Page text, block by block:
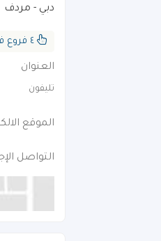
دبي - مردف
العنوان
تليفون
الموقع
التواصل